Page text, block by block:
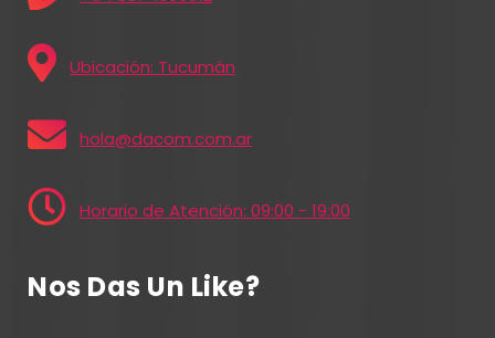
Ubicación: Tucumán
hola@dacom.com.ar
Horario de Atención: 09:00 - 19:00
Nos Das Un Like?